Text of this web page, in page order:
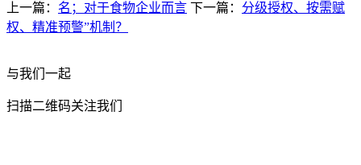
上一篇： 名；对于食物企业而言 下一篇： 分级授权、按需赋
权、精准预警”机制？
与我们一起
扫描二维码关注我们